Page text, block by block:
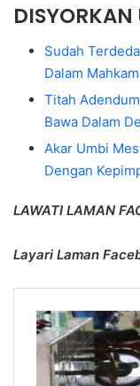
Sudah
Dalam
Titah
Bawa Dalam
Akar Umbi
Dengan
LAWATI LAMAN
Layari Laman